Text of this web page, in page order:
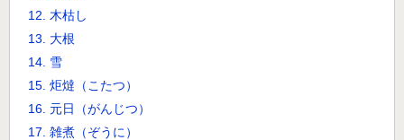
12. 木枯し
13. 大根
14. 雪
15. 炬燵（こたつ）
16. 元日（がんじつ）
17. 雑煮（ぞうに）